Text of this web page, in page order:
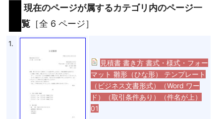
現在のページが属するカテゴリ内のページ一
覧 ［全 6 ページ］
1.
見積書 書き方 書式・様式・フォー
マット 雛形（ひな形） テンプレート
（ビジネス文書形式）（Word ワー
ド）（取引条件あり）（件名が上）
01